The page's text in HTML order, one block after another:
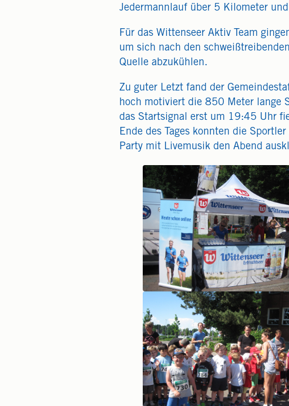
Jedermannlauf über 5 Kilometer
Für das Wittenseer Aktiv Team
um sich nach den
Quelle abzukühlen.
Zu guter Letzt fand der
hoch motiviert die 850 Meter lange
das Startsignal erst um 19:45 Uhr
Ende des Tages konnten die
Party mit Livemusik den Abend